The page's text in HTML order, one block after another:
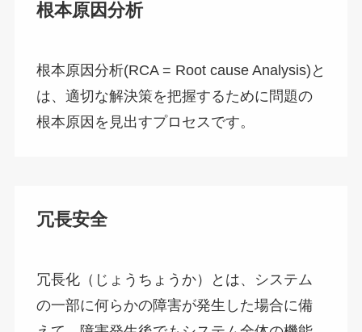
根本原因分析
根本原因分析(RCA = Root cause Analysis)と
は、適切な解決策を把握するために問題の
根本原因を見出すプロセスです。
冗長安全
冗長化（じょうちょうか）とは、システム
の一部に何らかの障害が発生した場合に備